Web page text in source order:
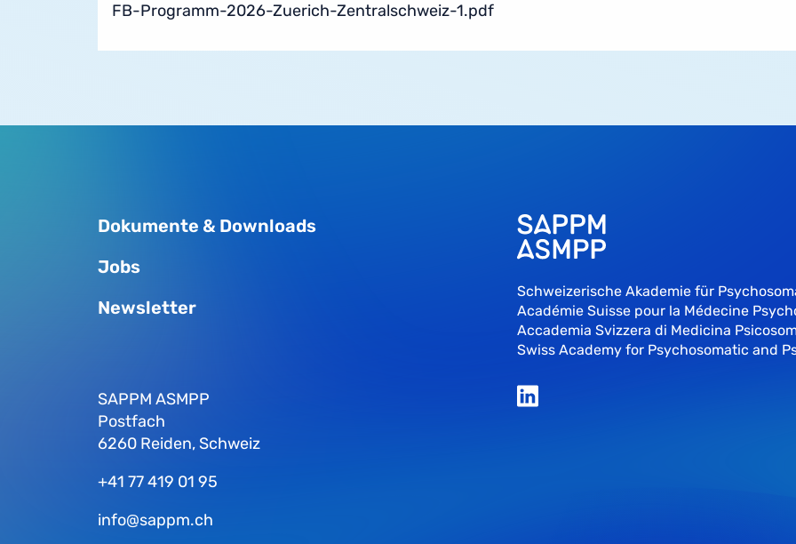
FB-Programm-2026-Zuerich-Zentralschweiz-1.pdf
Dokumente & Downloads
Jobs
Newsletter
SAPPM ASMPP
Postfach
6260 Reiden, Schweiz
+41 77 419 01 95
info@sappm.ch
Schweizerische Akademie für
Académie Suisse pour la Médecine
Accademia Svizzera di Medicina
Swiss Academy for Psychosomatic and